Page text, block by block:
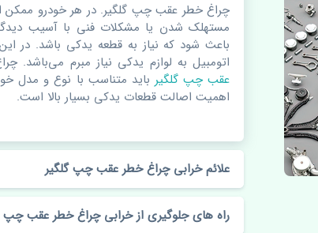
چراغ خطر عقب چپ گلگیر. در هر خودرو
مستهلک شدن یا مشکلات فنی با آسیب
باعث شود که نیاز به قطعه‌ یدکی باشد. در
اتومبیل به لوازم یدکی نیاز مبرم
عقب چپ گلگیر باید متناسب با نوع و مدل
اهمیت اصالت قطعات یدکی بسیار بالا است.
علائم خرابی چراغ خطر عقب چپ گلگیر
راه های جلوگیری از خرابی چراغ خطر عقب چپ